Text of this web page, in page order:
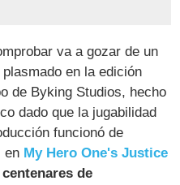
va a gozar de un
en la edición
de Byking Studios, hecho
dado que la jugabilidad
funcionó de
en My Hero One's Justice
centenares de